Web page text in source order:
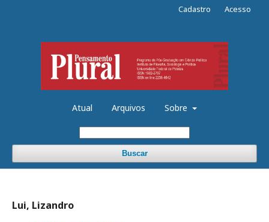
Atual Arquivos Sobre
Buscar
Cadastro Acesso
Lui, Lizandro